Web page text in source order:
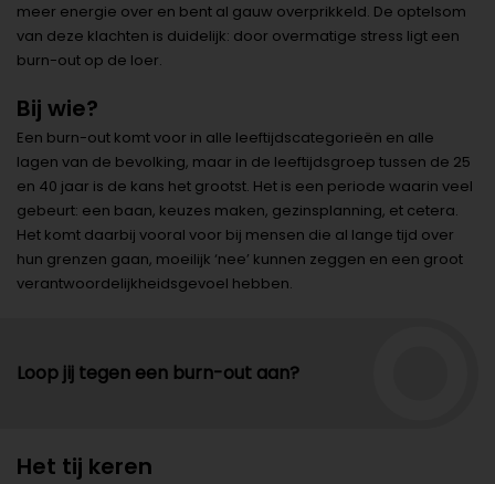
meer energie over en bent al gauw overprikkeld. De optelsom
van deze klachten is duidelijk: door overmatige stress ligt een
burn-out op de loer.
Bij wie?
Een burn-out komt voor in alle leeftijdscategorieën en alle
lagen van de bevolking, maar in de leeftijdsgroep tussen de 25
en 40 jaar is de kans het grootst. Het is een periode waarin veel
gebeurt: een baan, keuzes maken, gezinsplanning, et cetera.
Het komt daarbij vooral voor bij mensen die al lange tijd over
hun grenzen gaan, moeilijk ‘nee’ kunnen zeggen en een groot
verantwoordelijkheidsgevoel hebben.
Loop jij tegen een burn-out aan?
Het tij keren